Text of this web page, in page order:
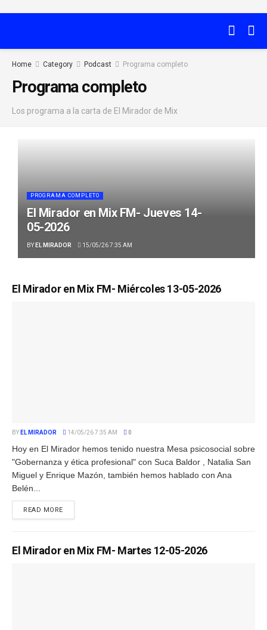
Home Category Podcast Programa completo
Programa completo
Los programa a la carta de El Mirador de Mix
PROGRAMA COMPLETO
El Mirador en Mix FM- Jueves 14-
05-2026
BY EL MIRADOR 15/05/26 7:35 AM
El Mirador en Mix FM- Miércoles 13-05-2026
BY EL MIRADOR 14/05/26 7:35 AM 0
Hoy en El Mirador hemos tenido nuestra Mesa psicosocial sobre
"Gobernanza y ética profesional" con Suca Baldor , Natalia San
Miguel y Enrique Mazón, también hemos hablado con Ana
Belén...
READ MORE
El Mirador en Mix FM- Martes 12-05-2026